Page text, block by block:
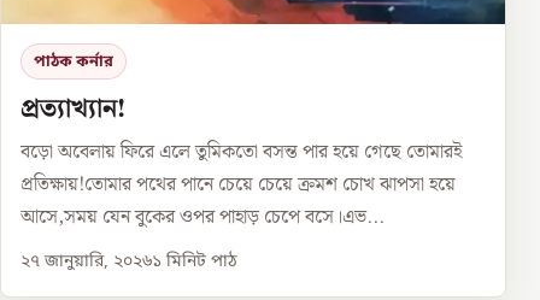
পাঠক কর্নার
প্রত্যাখ্যান!
বড়ো অবেলায় ফিরে এলে তুমিকতো বসন্ত পার হয়ে গেছে তোমারই
প্রতিক্ষায়!তোমার পথের পানে চেয়ে চেয়ে ক্রমশ চোখ ঝাপসা হয়ে
আসে,সময় যেন বুকের ওপর পাহাড় চেপে বসে।এভ...
২৭ জানুয়ারি, ২০২৬১ মিনিট পাঠ